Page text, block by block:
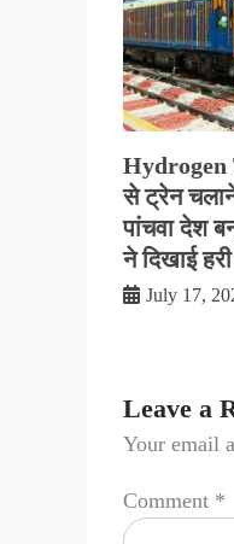
Hydrogen
से ट्रेन चलाने
पांचवा देश
ने दिखाई
July 17,
Leave a
Your email
Comment *